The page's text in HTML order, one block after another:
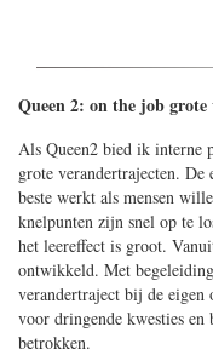
Queen 2: on the job
Als Queen2 bied ik interne
grote verandertrajecten. De
beste werkt als mensen
knelpunten zijn snel op te
het leereffect is groot.
ontwikkeld. Met
verandertraject bij de eigen
voor dringende kwesties
betrokken.